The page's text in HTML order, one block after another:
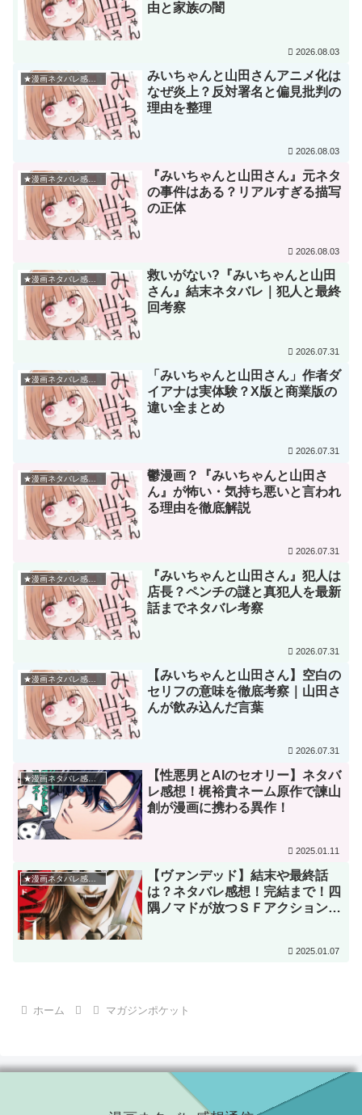
由と家族の闇
2026.08.03
★漫画ネタバレ感想★
みいちゃんと山田さんアニメ化は
なぜ炎上？反対署名と偏見批判の
理由を整理
2026.08.03
★漫画ネタバレ感想★
『みいちゃんと山田さん』元ネタ
の事件はある？リアルすぎる描写
の正体
2026.08.03
★漫画ネタバレ感想★
救いがない?『みいちゃんと山田
さん』結末ネタバレ｜犯人と最終
回考察
2026.07.31
★漫画ネタバレ感想★
「みいちゃんと山田さん」作者ダ
イアナは実体験？X版と商業版の
違い全まとめ
2026.07.31
★漫画ネタバレ感想★
鬱漫画？『みいちゃんと山田さ
ん』が怖い・気持ち悪いと言われ
る理由を徹底解説
2026.07.31
★漫画ネタバレ感想★
『みいちゃんと山田さん』犯人は
店長？ペンチの謎と真犯人を最新
話までネタバレ考察
2026.07.31
★漫画ネタバレ感想★
【みいちゃんと山田さん】空白の
セリフの意味を徹底考察｜山田さ
んが飲み込んだ言葉
2026.07.31
★漫画ネタバレ感想★
【性悪男とAIのセオリー】ネタバ
レ感想！梶裕貴ネーム原作で諫山
創が漫画に携わる異作！
2025.01.11
★漫画ネタバレ感想★
【ヴァンデッド】結末や最終話
は？ネタバレ感想！完結まで！四
隅ノマドが放つＳＦアクション漫
2025.01.07
ホーム マガジンポケット